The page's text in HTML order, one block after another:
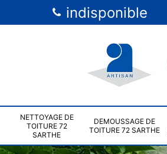
indisponible
NETTOYAGE DE
TOITURE 72
SARTHE
DEMOUSSAGE DE
TOITURE 72 SARTHE